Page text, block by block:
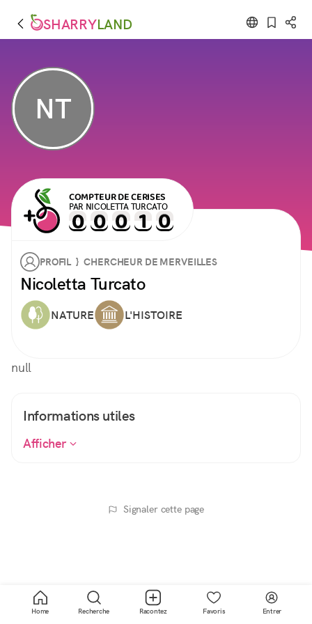
SHARRYLAND
NT
COMPTEUR DE CERISES
PAR NICOLETTA TURCATO
PROFIL } CHERCHEUR DE MERVEILLES
Nicoletta Turcato
NATURE L'HISTOIRE
null
Informations utiles
Afficher
Signaler cette page
Home Recherche Racontez Favoris Entrer